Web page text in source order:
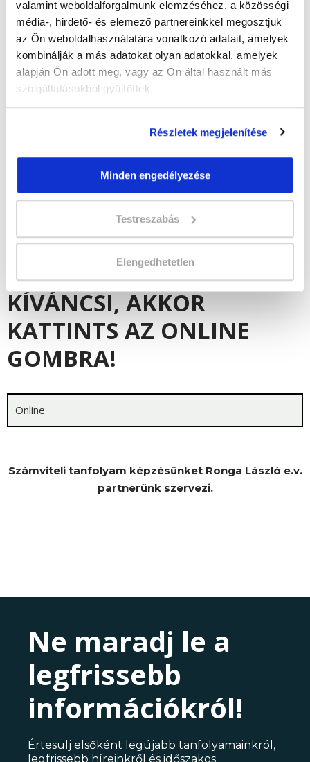
valamint weboldalforgalmunk elemzéséhez. a közösségi
média-, hirdető- és elemező partnereinkkel megosztjuk
az Ön weboldalhasználatára vonatkozó adatait, amelyek
kombinálják a más adatokat olyan adatokkal, amelyek
alapján Ön adott meg, vagy az Ön által használt más
szolgáltatásokból gyűjtöttek.
Részletek megjelenítése
Minden engedélyezése
Testreszabás
Elengedhetetlen
- magyar, családi vállalkozás
- folyamatos extra kedvezmények a jelenlegi és a
végzett hallgatóinknak
- szakképzett, segítőkész oktatók
HA JELENTKEZNI
SZERETNÉL, VAGY
TOVÁBBI
INFORMÁCIÓKRA VAGY
KÍVÁNCSI, AKKOR
KATTINTS AZ ONLINE
GOMBRA!
Online
Számviteli tanfolyam képzésünket Ronga László e.v.
partnerünk szervezi.
Ne maradj le a
legfrissebb
információkról!
Értesülj elsőként legújabb tanfolyamainkról,
legfrissebb híreinkről és időszakos